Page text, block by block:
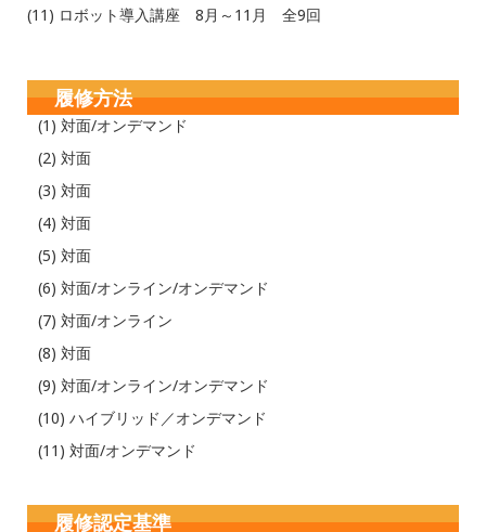
(11) ロボット導入講座 8月～11月 全9回
履修方法
(1) 対面/オンデマンド
(2) 対面
(3) 対面
(4) 対面
(5) 対面
(6) 対面/オンライン/オンデマンド
(7) 対面/オンライン
(8) 対面
(9) 対面/オンライン/オンデマンド
(10) ハイブリッド／オンデマンド
(11) 対面/オンデマンド
履修認定基準